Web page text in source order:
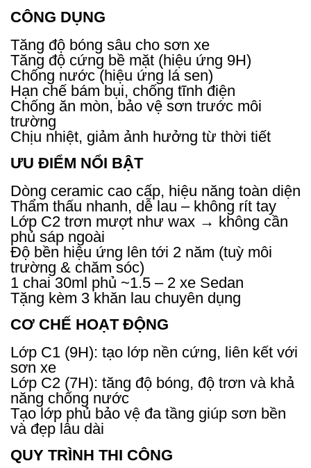
CÔNG DỤNG
Tăng độ bóng sâu cho sơn xe
Tăng độ cứng bề mặt (hiệu ứng 9H)
Chống nước (hiệu ứng lá sen)
Hạn chế bám bụi, chống tĩnh điện
Chống ăn mòn, bảo vệ sơn trước môi
trường
Chịu nhiệt, giảm ảnh hưởng từ thời tiết
ƯU ĐIỂM NỔI BẬT
Dòng ceramic cao cấp, hiệu năng toàn diện
Thẩm thấu nhanh, dễ lau – không rít tay
Lớp C2 trơn mượt như wax → không cần
phủ sáp ngoài
Độ bền hiệu ứng lên tới 2 năm (tuỳ môi
trường & chăm sóc)
1 chai 30ml phủ ~1.5 – 2 xe Sedan
Tặng kèm 3 khăn lau chuyên dụng
CƠ CHẾ HOẠT ĐỘNG
Lớp C1 (9H): tạo lớp nền cứng, liên kết với
sơn xe
Lớp C2 (7H): tăng độ bóng, độ trơn và khả
năng chống nước
Tạo lớp phủ bảo vệ đa tầng giúp sơn bền
và đẹp lâu dài
QUY TRÌNH THI CÔNG